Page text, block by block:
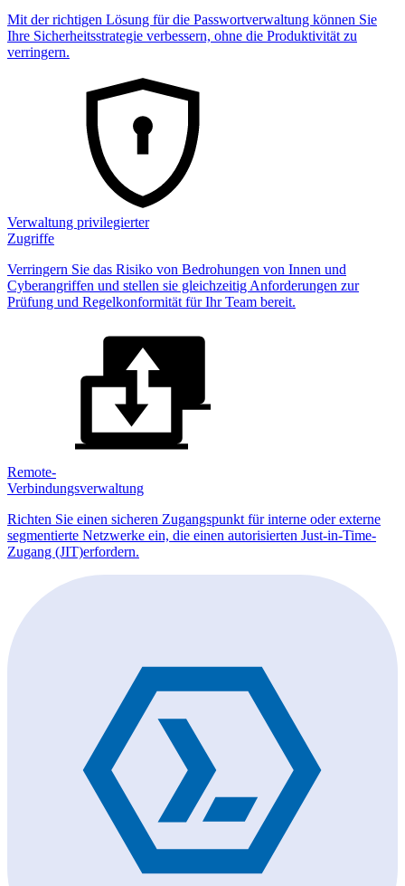
Mit der richtigen Lösung für die Passwortverwaltung können Sie
Ihre Sicherheitsstrategie verbessern, ohne die Produktivität zu
verringern.
Verwaltung privilegierter
Zugriffe
Verringern Sie das Risiko von Bedrohungen von Innen und
Cyberangriffen und stellen sie gleichzeitig Anforderungen zur
Prüfung und Regelkonformität für Ihr Team bereit.
Remote-
Verbindungsverwaltung
Richten Sie einen sicheren Zugangspunkt für interne oder externe
segmentierte Netzwerke ein, die einen autorisierten Just-in-Time-
Zugang (JIT)erfordern.